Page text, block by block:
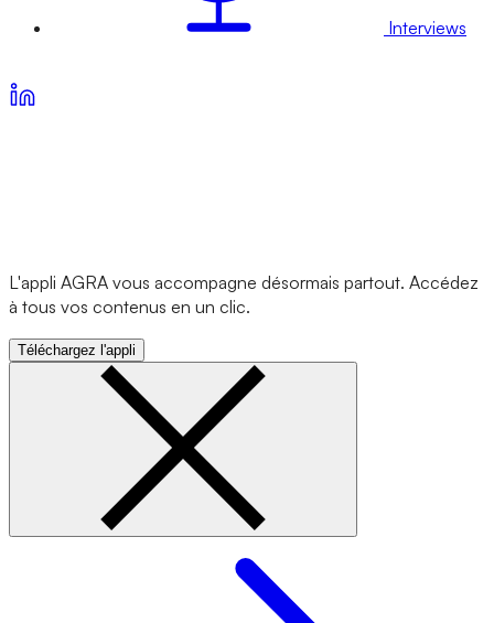
Interviews
L'appli AGRA vous accompagne désormais partout. Accédez
à tous vos contenus en un clic.
Téléchargez l'appli